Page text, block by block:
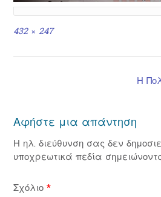
Full
432 × 247
Η
Αφήστε μια απάντηση
Η ηλ. διεύθυνση σας δεν
υποχρεωτικά πεδία
Σχόλιο*